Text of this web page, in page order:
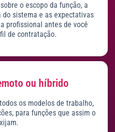
o escopo da função, a
sistema e as expectativas
profissional antes de você
de contratação.
ou híbrido
os modelos de trabalho,
para funções que assim o